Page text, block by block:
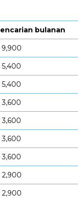
bulanan
9,900
5,400
5,400
3,600
3,600
3,600
3,600
2,900
2,900